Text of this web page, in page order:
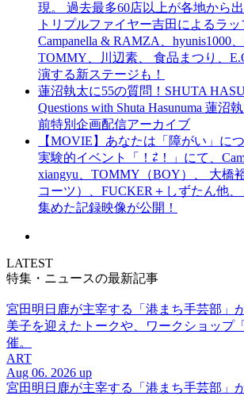
現。 過去最多60店以上が各地から
トリプルファイヤー吉田によるラッ
Campanella & RAMZA、hyunis1000
TOMMY、川辺素、 食品まつり、
演する新ステージも！
蓮沼執太に55の質問！SHUTA
Questions with Shuta Hasunuma 蓮沼
前特別企画配信アーカイブ
【MOVIE】あなたは「障がい」に
実験的イベント「！⇄！」にて、
xiangyu、TOMMY（BOY）、 大橋
コーツ）、FUCKER＋しずたん他
集めた記録映像が公開！
LATEST
特集・ニュースの最新記事
宮田明日鹿が主宰する「港まち手芸部」
美子を迎えたトークや、ワークショップ
催。
ART
Aug 06. 2026 up
宮田明日鹿が主宰する「港まち手芸部」